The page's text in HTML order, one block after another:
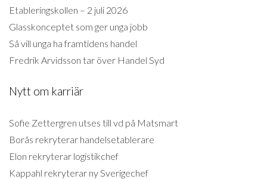
Etableringskollen – 2 juli 2026
Glasskonceptet som ger unga jobb
Så vill unga ha framtidens handel
Fredrik Arvidsson tar över Handel Syd
Nytt om karriär
Sofie Zettergren utses till vd på Matsmart
Borås rekryterar handelsetablerare
Elon rekryterar logistikchef
Kappahl rekryterar ny Sverigechef